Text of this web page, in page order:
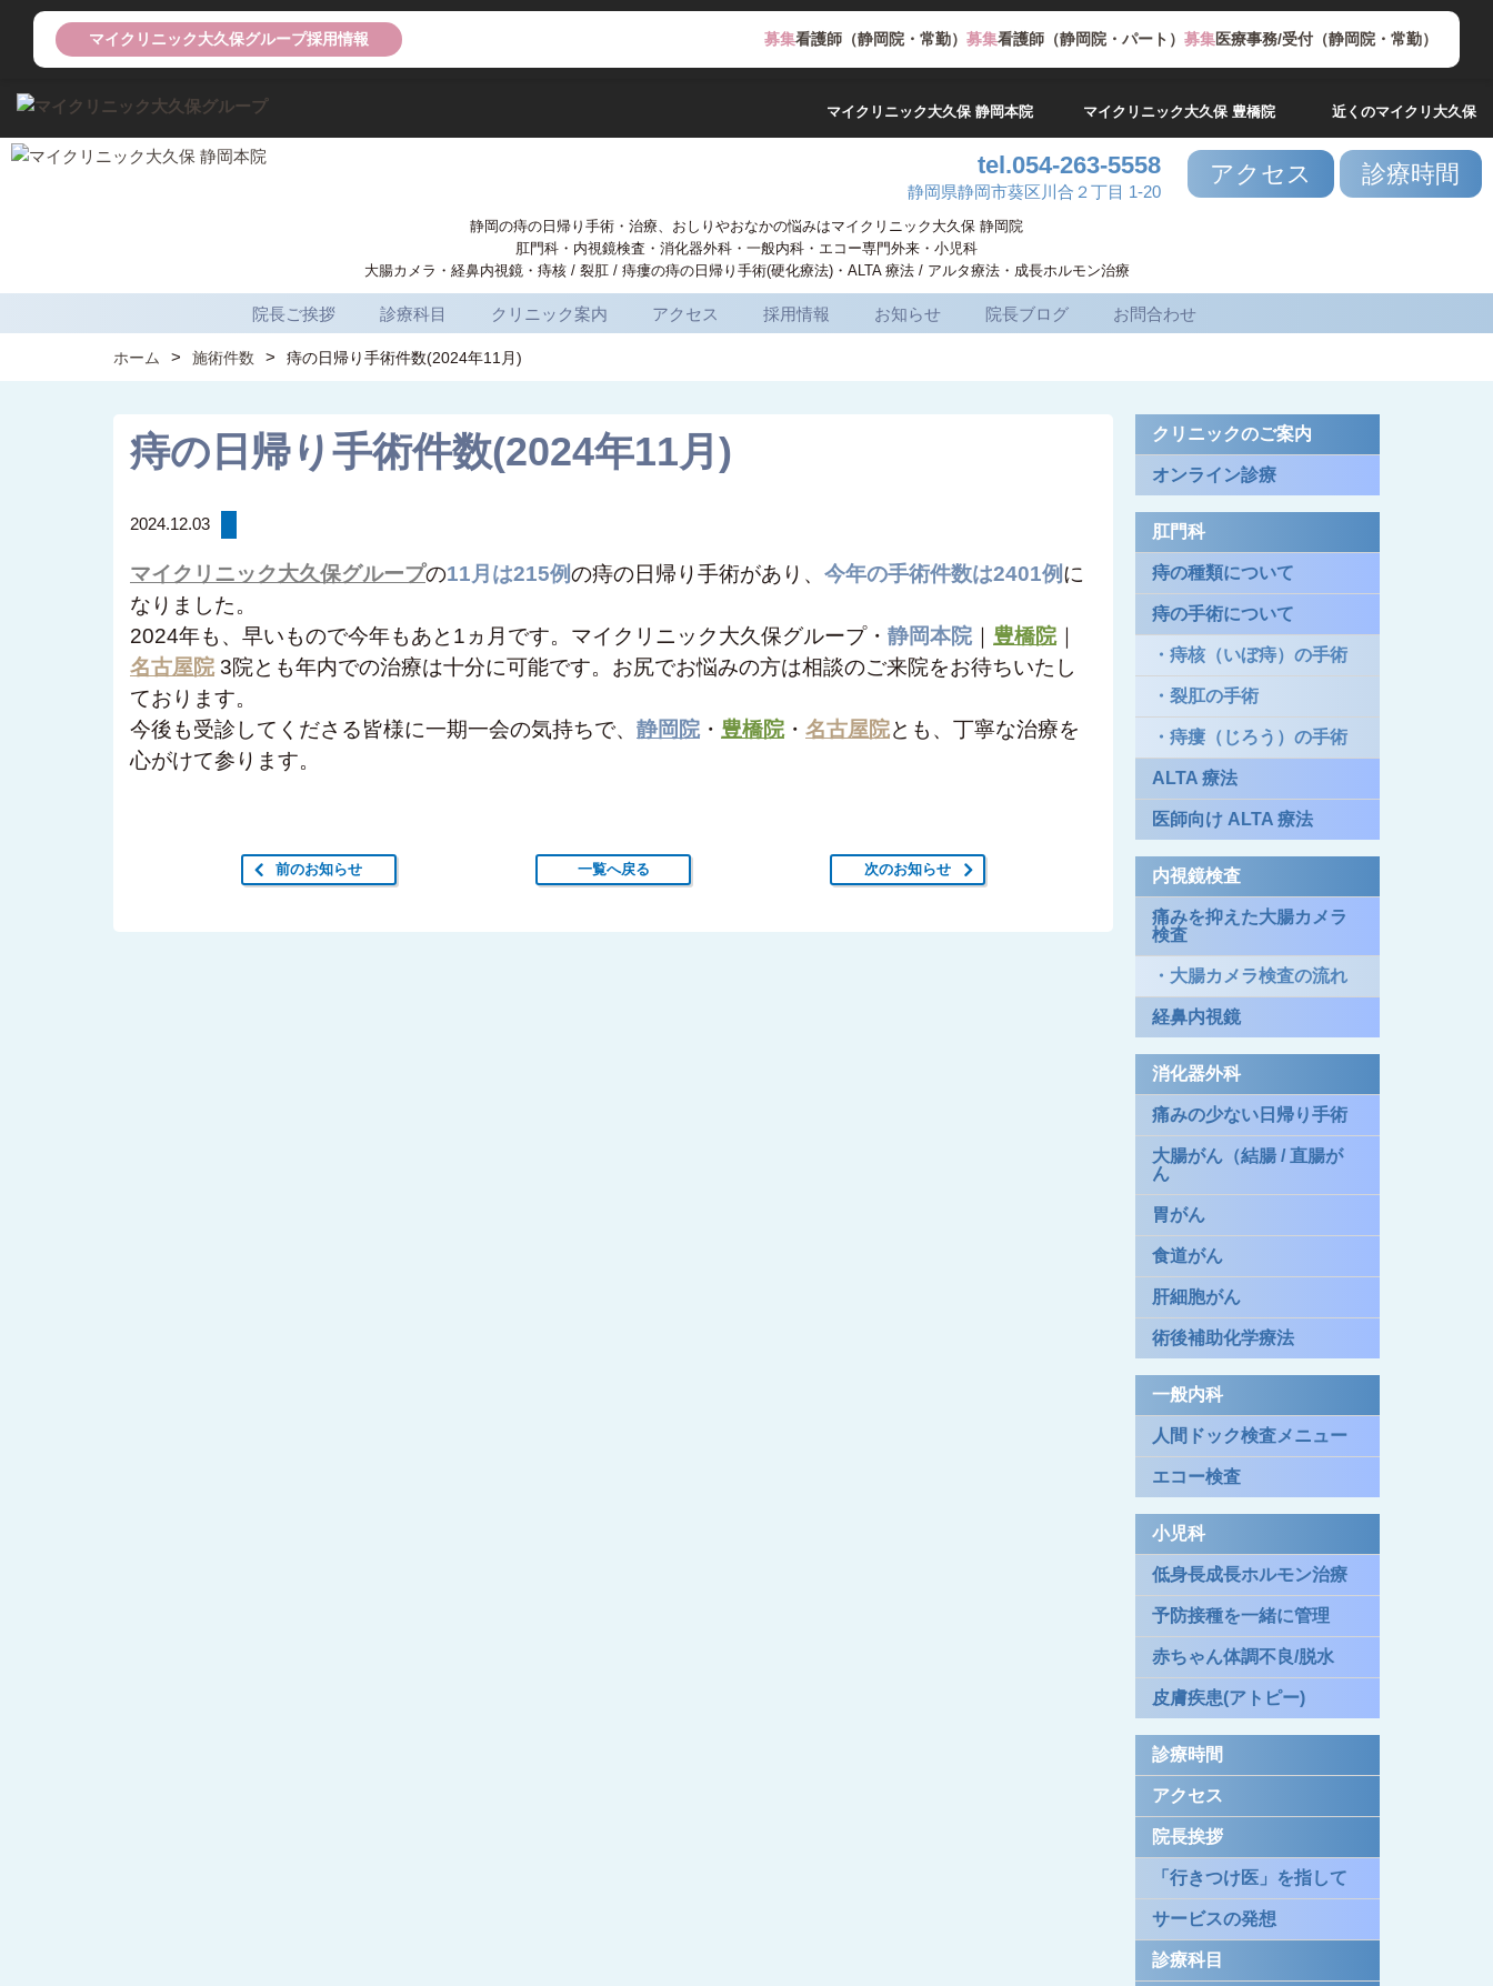
マイクリニック大久保グループ採用情報 募集看護師（静岡院・常勤） 募集看護師（静岡院・パート） 募集医療事務/受付（静岡院・常勤）
マイクリニック大久保 静岡本院 マイクリニック大久保 豊橋院 近くのマイクリ大久保
tel.054-263-5558
静岡県静岡市葵区川合２丁目 1-20
アクセス 診療時間
静岡の痔の日帰り手術・治療、おしりやおなかの悩みはマイクリニック大久保 静岡院
肛門科・内視鏡検査・消化器外科・一般内科・エコー専門外来・小児科
大腸カメラ・経鼻内視鏡・痔核 / 裂肛 / 痔瘻の痔の日帰り手術(硬化療法)・ALTA 療法 / アルタ療法・成長ホルモン治療
院長ご挨拶 診療科目 クリニック案内 アクセス 採用情報 お知らせ 院長ブログ お問合わせ
ホーム 施術件数 痔の日帰り手術件数(2024年11月)
痔の日帰り手術件数(2024年11月)
2024.12.03
マイクリニック大久保グループの11月は215例の痔の日帰り手術があり、 今年の手術件数は2401例に
なりました。
2024年も、早いもので今年もあと1ヵ月です。マイクリニック大久保グループ・ 静岡本院｜ 豊橋院｜
名古屋院3院とも年内での治療は十分に可能です。お尻でお悩みの方は相談のご来院をお待ちいたし
ております。
今後も受診してくださる皆様に一期一会の気持ちで、 静岡院・ 豊橋院・ 名古屋院とも、丁寧な治療を
心がけて参ります。
前のお知らせ 一覧へ戻る 次のお知らせ
クリニックのご案内
オンライン診療
肛門科
痔の種類について
痔の手術について
・痔核（いぼ痔）の手術
・裂肛の手術
・痔瘻（じろう）の手術
ALTA 療法
医師向け ALTA 療法
内視鏡検査
痛みを抑えた大腸カメラ
検査
・大腸カメラ検査の流れ
経鼻内視鏡
消化器外科
痛みの少ない日帰り手術
大腸がん（結腸 / 直腸が
ん
胃がん
食道がん
肝細胞がん
術後補助化学療法
一般内科
人間ドック検査メニュー
エコー検査
小児科
低身長成長ホルモン治療
予防接種を一緒に管理
赤ちゃん体調不良/脱水
皮膚疾患(アトピー)
診療時間
アクセス
院長挨拶
「行きつけ医」を指して
サービスの発想
診療科目